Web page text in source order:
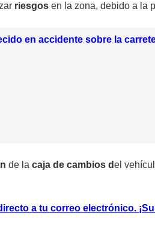
riesgos en la zona, debido a la
en accidente sobre la
de la caja de cambios del
a tu correo electrónico.